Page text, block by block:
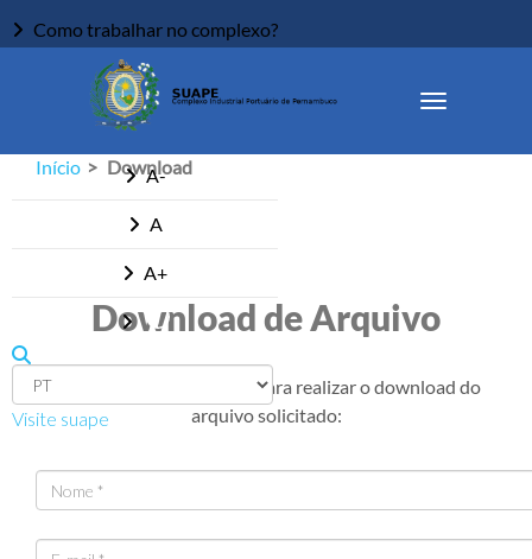
Como trabalhar no complexo?
Ouvidoria
Acessibilidade
A-
A
A+
Visite suape
Início Download
Download de Arquivo
Informe os dados abaixo para realizar o download do
arquivo solicitado: